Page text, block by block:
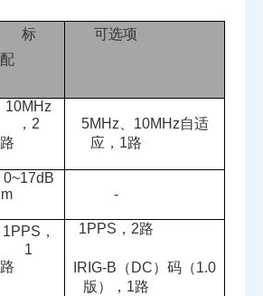
标
配
可选项
10MHz
， 2
路
5MHz、 10MHz自适
应， 1路
0~17dB
m
-
1PPS ，
1
路
1PPS ， 2路
IRIG-B （ DC）码（1.0
版）， 1路